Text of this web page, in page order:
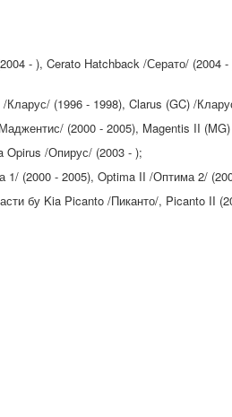
- ), Cerato Hatchback /Серато/ (2004
Кларус/ (1996 - 1998), Clarus (GC) /
(2000 - 2005), Magentis II
Opirus /Опирус/ (2003 - );
1/ (2000 - 2005), Optima II /Оптима 2/
бу Kia Picanto /Пиканто/, Picanto II